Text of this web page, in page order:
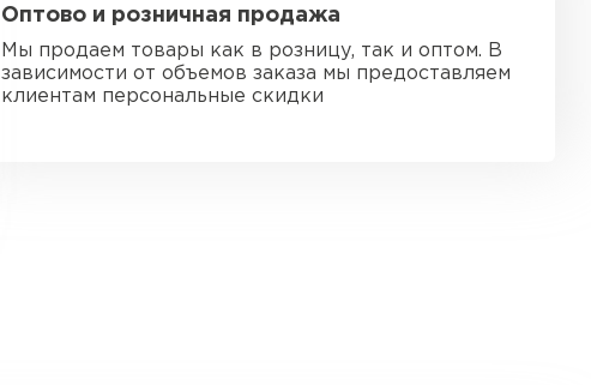
Оптово и розничная продажа
Мы продаем товары как в розницу, так и оптом. В
зависимости от объемов заказа мы предоставляем
клиентам персональные скидки